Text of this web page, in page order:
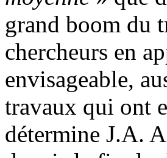
grand boom du
chercheurs en
envisageable,
travaux qui ont
détermine J.A.